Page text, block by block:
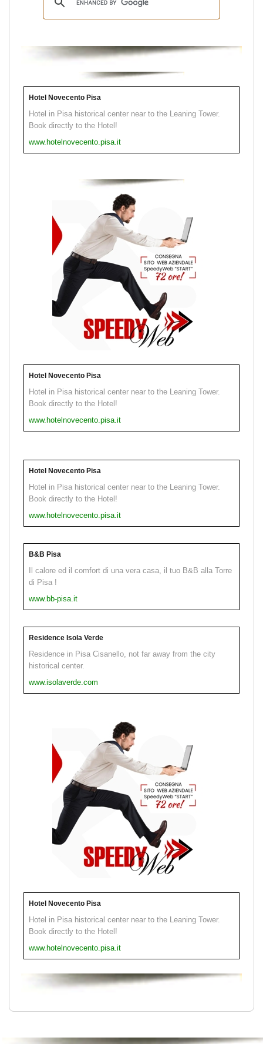
Hotel Novecento Pisa
Hotel in Pisa historical center near to the Leaning Tower.
Book directly to the Hotel!
www.hotelnovecento.pisa.it
Hotel Novecento Pisa
Hotel in Pisa historical center near to the Leaning Tower.
Book directly to the Hotel!
www.hotelnovecento.pisa.it
Hotel Novecento Pisa
Hotel in Pisa historical center near to the Leaning Tower.
Book directly to the Hotel!
www.hotelnovecento.pisa.it
B&B Pisa
Il calore ed il comfort di una vera casa, il tuo B&B alla Torre
di Pisa !
www.bb-pisa.it
Residence Isola Verde
Residence in Pisa Cisanello, not far away from the city
historical center.
www.isolaverde.com
Hotel Novecento Pisa
Hotel in Pisa historical center near to the Leaning Tower.
Book directly to the Hotel!
www.hotelnovecento.pisa.it